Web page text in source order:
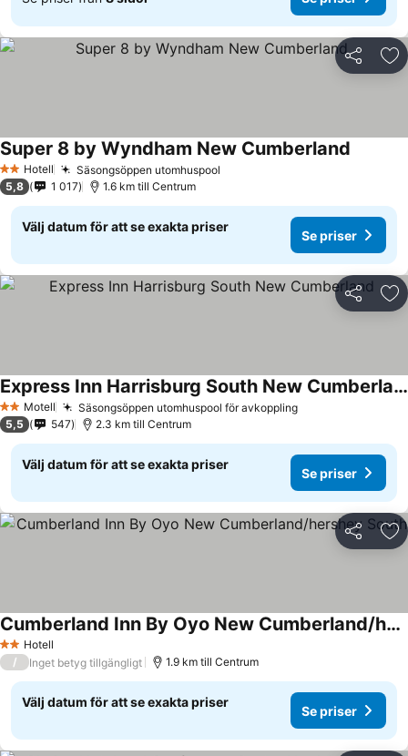
Dela
2 Stjärnor
Hotell Säsongsöppen utomhuspool
Super 8 by Wyndham New Cumberland
5,8 1 017 1.6 km till Centrum
Välj datum för att se exakta priser
Se priser
Dela
2 Stjärnor
Motell Säsongsöppen utomhuspool för avkoppling
Express Inn Harrisburg South New Cumberland
5,5 547 2.3 km till Centrum
Välj datum för att se exakta priser
Se priser
Dela
2 Stjärnor
Hotell
Cumberland Inn By Oyo New Cumberland/hershey South
/ Inget betyg tillgängligt 1.9 km till Centrum
Välj datum för att se exakta priser
Se priser